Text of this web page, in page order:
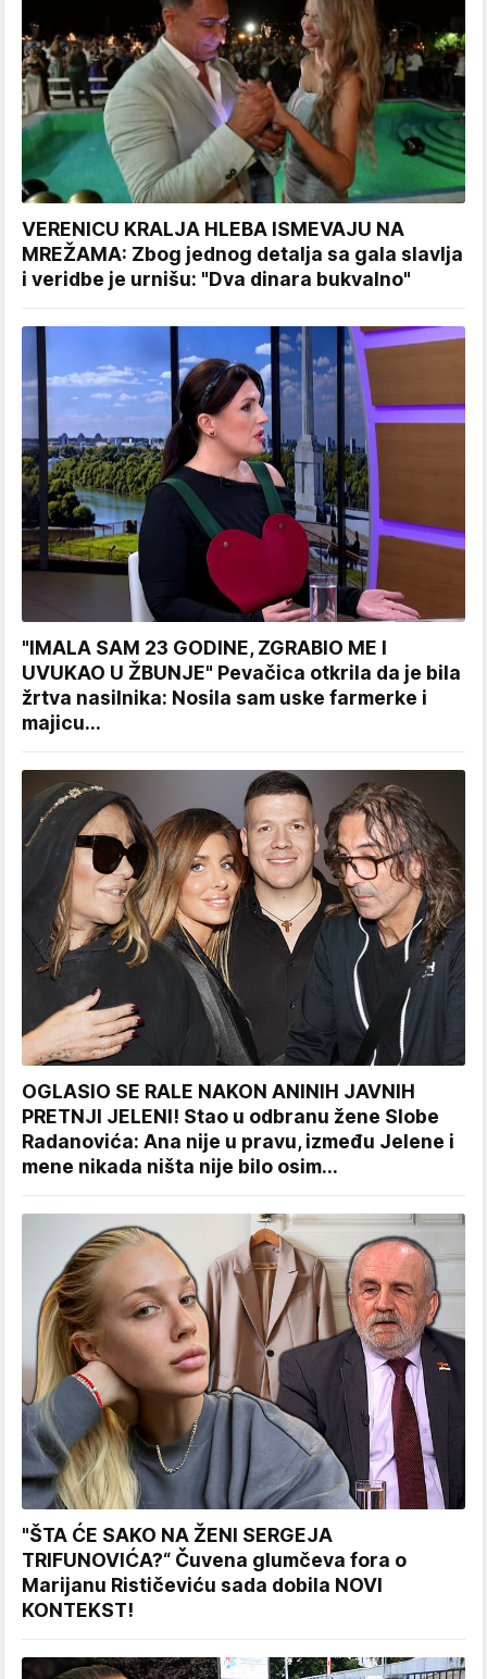
VERENICU KRALJA HLEBA ISMEVAJU NA
MREŽAMA: Zbog jednog detalja sa gala slavlja
i veridbe je urnišu: "Dva dinara bukvalno"
"IMALA SAM 23 GODINE, ZGRABIO ME I
UVUKAO U ŽBUNJE" Pevačica otkrila da je bila
žrtva nasilnika: Nosila sam uske farmerke i
majicu...
OGLASIO SE RALE NAKON ANINIH JAVNIH
PRETNJI JELENI! Stao u odbranu žene Slobe
Radanovića: Ana nije u pravu, između Jelene i
mene nikada ništa nije bilo osim...
"ŠTA ĆE SAKO NA ŽENI SERGEJA
TRIFUNOVIĆA?“ Čuvena glumčeva fora o
Marijanu Rističeviću sada dobila NOVI
KONTEKST!